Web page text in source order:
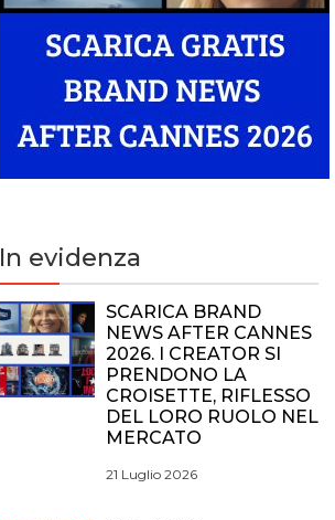
In evidenza
SCARICA BRAND
NEWS AFTER CANNES
2026. I CREATOR SI
PRENDONO LA
CROISETTE, RIFLESSO
DEL LORO RUOLO NEL
MERCATO
21 Luglio 2026